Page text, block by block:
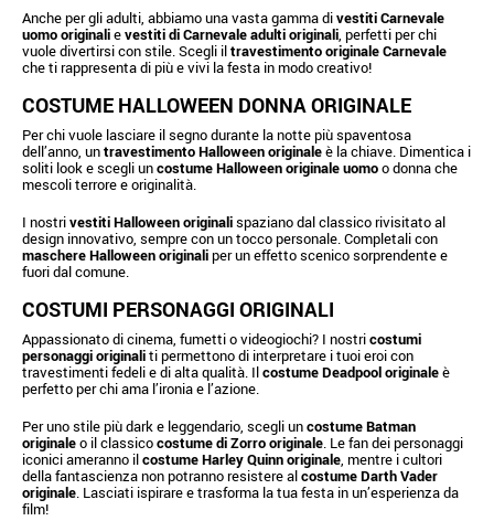
Anche per gli adulti, abbiamo una vasta gamma divestiti Carnevale
uomo originalievestiti di Carnevale adulti originali, perfetti per chi
vuole divertirsi con stile. Scegli iltravestimento originale Carnevale
che ti rappresenta di più e vivi la festa in modo creativo!
COSTUME HALLOWEEN DONNA ORIGINALE
Per chi vuole lasciare il segno durante la notte più spaventosa
dell’anno, untravestimento Halloween originaleè la chiave. Dimentica i
soliti look e scegli uncostume Halloween originale uomoo donna che
mescoli terrore e originalità.
I nostrivestiti Halloween originalispaziano dal classico rivisitato al
design innovativo, sempre con un tocco personale. Completali con
maschere Halloween originaliper un effetto scenico sorprendente e
fuori dal comune.
COSTUMI PERSONAGGI ORIGINALI
Appassionato di cinema, fumetti o videogiochi? I nostricostumi
personaggi originaliti permettono di interpretare i tuoi eroi con
travestimenti fedeli e di alta qualità. Ilcostume Deadpool originaleè
perfetto per chi ama l’ironia e l’azione.
Per uno stile più dark e leggendario, scegli uncostume Batman
originaleo il classicocostume di Zorro originale. Le fan dei personaggi
iconici ameranno ilcostume Harley Quinn originale, mentre i cultori
della fantascienza non potranno resistere alcostume Darth Vader
originale. Lasciati ispirare e trasforma la tua festa in un’esperienza da
film!